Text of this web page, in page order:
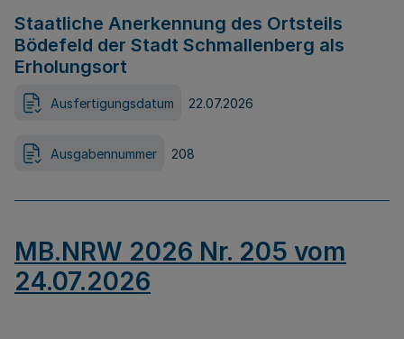
Staatliche Anerkennung des Ortsteils
Bödefeld der Stadt Schmallenberg als
Erholungsort
Ausfertigungsdatum 22.07.2026
Ausgabennummer 208
MB.NRW 2026 Nr. 205 vom
24.07.2026